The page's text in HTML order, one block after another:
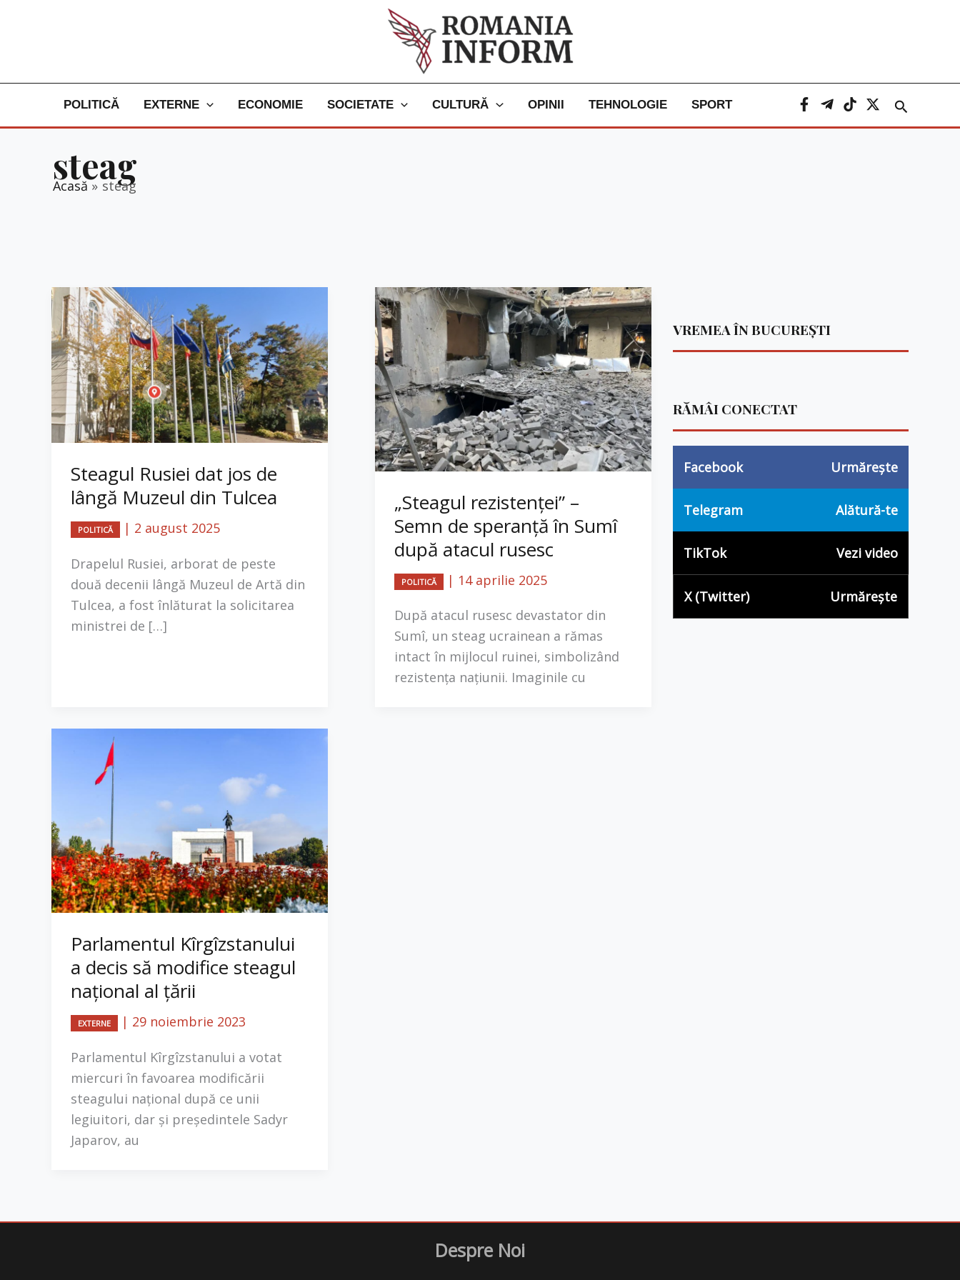
POLITICĂ EXTERNE ECONOMIE SOCIETATE CULTURĂ OPINII TEHNOLOGIE SPORT Caută
steag
Acasă steag
Steagul Rusiei dat jos de
lângă Muzeul din Tulcea
POLITICĂ | 2 august 2025
Drapelul Rusiei, arborat de peste
două decenii lângă Muzeul de Artă din
Tulcea, a fost înlăturat la solicitarea
ministrei de […]
„Steagul rezistenței” –
Semn de speranță în Sumî
după atacul rusesc
POLITICĂ | 14 aprilie 2025
După atacul rusesc devastator din
Sumî, un steag ucrainean a rămas
intact în mijlocul ruinei, simbolizând
rezistența națiunii. Imaginile cu
Parlamentul Kîrgîzstanului
a decis să modifice steagul
național al țării
EXTERNE | 29 noiembrie 2023
Parlamentul Kîrgîzstanului a votat
miercuri în favoarea modificării
steagului național după ce unii
legiuitori, dar și președintele Sadyr
Japarov, au
VREMEA ÎN BUCUREȘTI
RĂMÂI CONECTAT
Facebook Urmărește
Telegram Alătură-te
TikTok Vezi video
X (Twitter) Urmărește
Despre Noi